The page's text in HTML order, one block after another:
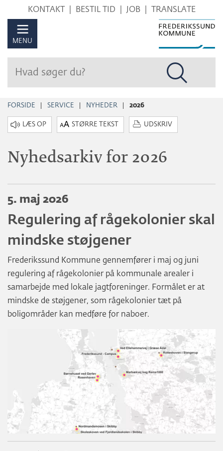
Hop
KONTAKT BESTIL TID JOB TRANSLATE
MENU
FORSIDE SERVICE NYHEDER 2026
STØRRE TEKST UDSKRIV
Nyhedsarkiv for 2026
5. maj 2026
Regulering af rågekolonier skal
mindske støjgener
Frederikssund Kommune gennemfører i maj og juni
regulering af rågekolonier på kommunale arealer i
samarbejde med lokale jagtforeninger. Formålet er at
mindske de støjgener, som rågekolonier tæt på
boligområder kan medføre for naboer.